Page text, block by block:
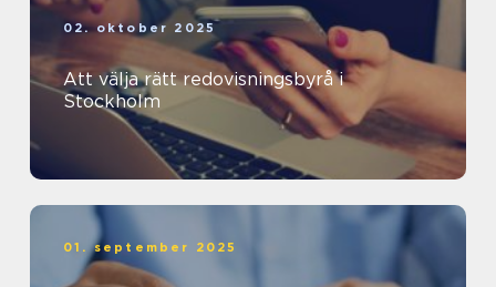
02. oktober 2025
Att välja rätt redovisningsbyrå i
Stockholm
01. september 2025